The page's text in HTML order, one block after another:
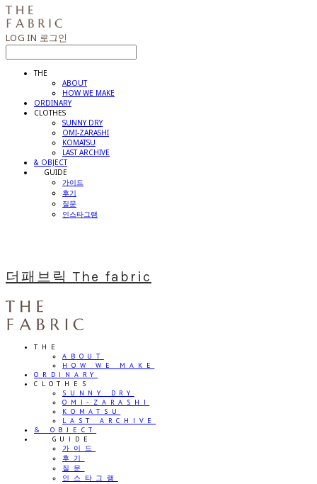
LOG IN 로그인
THE
ABOUT
HOW WE MAKE
ORDINARY
CLOTHES
SUNNY DRY
OMI-ZARASHI
KOMATSU
LAST ARCHIVE
& OBJECT
⠀⠀GUIDE
가이드
후기
질문
인스타그램
더패브릭 The fabric
THE
ABOUT
HOW WE MAKE
ORDINARY
CLOTHES
SUNNY DRY
OMI-ZARASHI
KOMATSU
LAST ARCHIVE
& OBJECT
⠀⠀GUIDE
가이드
후기
질문
인스타그램